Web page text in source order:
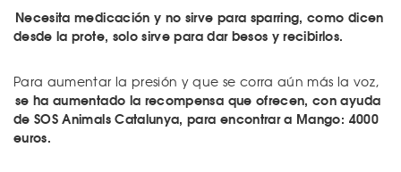
Necesita medicación y no sirve para sparring, como dicen
desde la prote, solo sirve para dar besos y recibirlos.
Para aumentar la presión y que se corra aún más la voz,
se ha aumentado la recompensa que ofrecen, con ayuda
de SOS Animals Catalunya, para encontrar a Mango: 4000
euros.